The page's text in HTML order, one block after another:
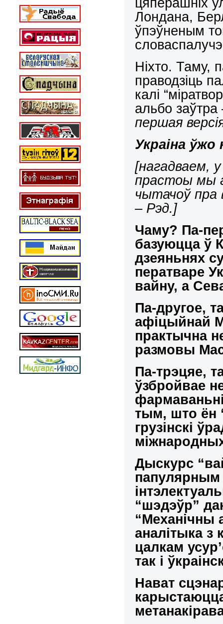
Лондана,
ўпэўненым
Ніхто. Таму,
праводзіць
калі
альбо
першая
Украіна ўжо
[нагадваем,
прастоы мы
чытачоў пра
– Рэд.]
Чаму? Па-
базуюцца ў
дзеяньнях
ператваре
вайну, а
Па-другое,
афіцыйнай
практычна
размовы
Па-трэцяе,
ўзбройвае
тым, што ён
грузінскі
Дыскурс
папулярным
“шэдэўр”
“Механічны
аналітыка з
цалкам
так і
Нават